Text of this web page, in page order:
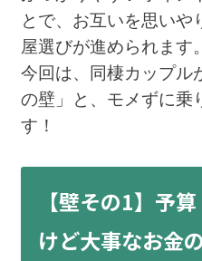
とで、お互いを思いや
屋選びが進められます。
今回は、同棲カップル
の壁」と、モメずに乗
す！
【壁その1】予
けど大事なお金